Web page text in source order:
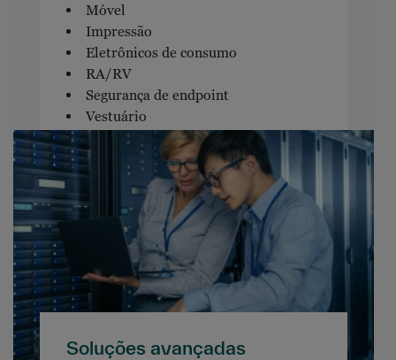
Móvel
Impressão
Eletrônicos de consumo
RA/RV
Segurança de endpoint
Vestuário
Software de endpoint
Soluções avançadas